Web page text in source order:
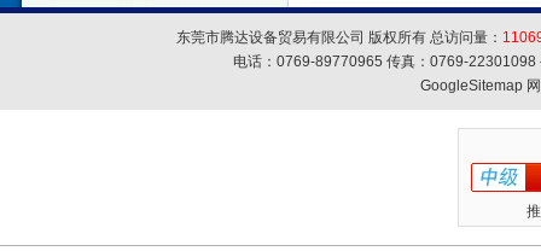
东莞市腾达设备贸易有限公司 版权所有 总访问量：
电话：0769-89770965 传真：0769-
GoogleSitemap网